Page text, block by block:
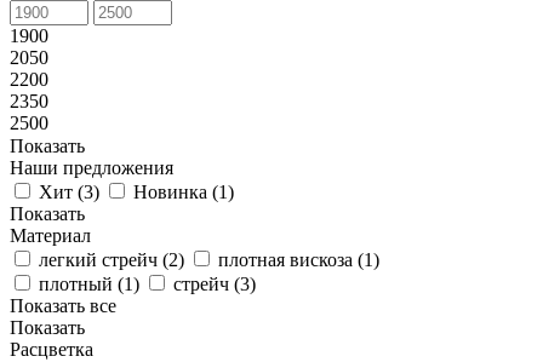
1900
2050
2200
2350
2500
Показать
Наши предложения
Хит (3) Новинка (1)
Показать
Материал
легкий стрейч (2) плотная вискоза (1)
плотный (1) стрейч (3)
Показать все
Показать
Расцветка